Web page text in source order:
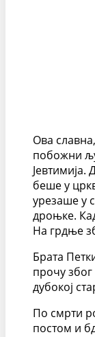
Ова
побожни
беше у
урезаше у
дроњке.
На грдње
Брата
прочу
дубокој
По смрти
постом и